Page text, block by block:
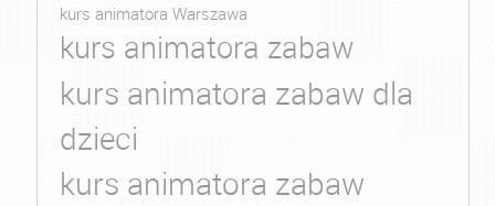
kurs animatora Warszawa
kurs animatora zabaw
kurs animatora zabaw dla
dzieci
kurs animatora zabaw